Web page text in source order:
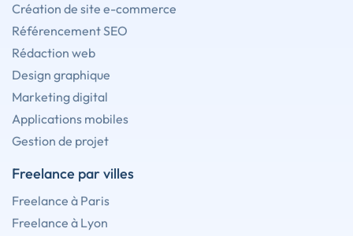
Création de site e-commerce
Référencement SEO
Rédaction web
Design graphique
Marketing digital
Applications mobiles
Gestion de projet
Freelance par villes
Freelance à Paris
Freelance à Lyon